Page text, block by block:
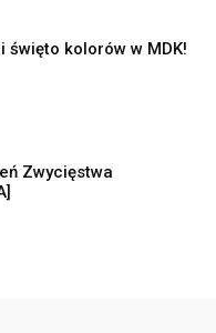
święto kolorów w MDK!
Zwycięstwa